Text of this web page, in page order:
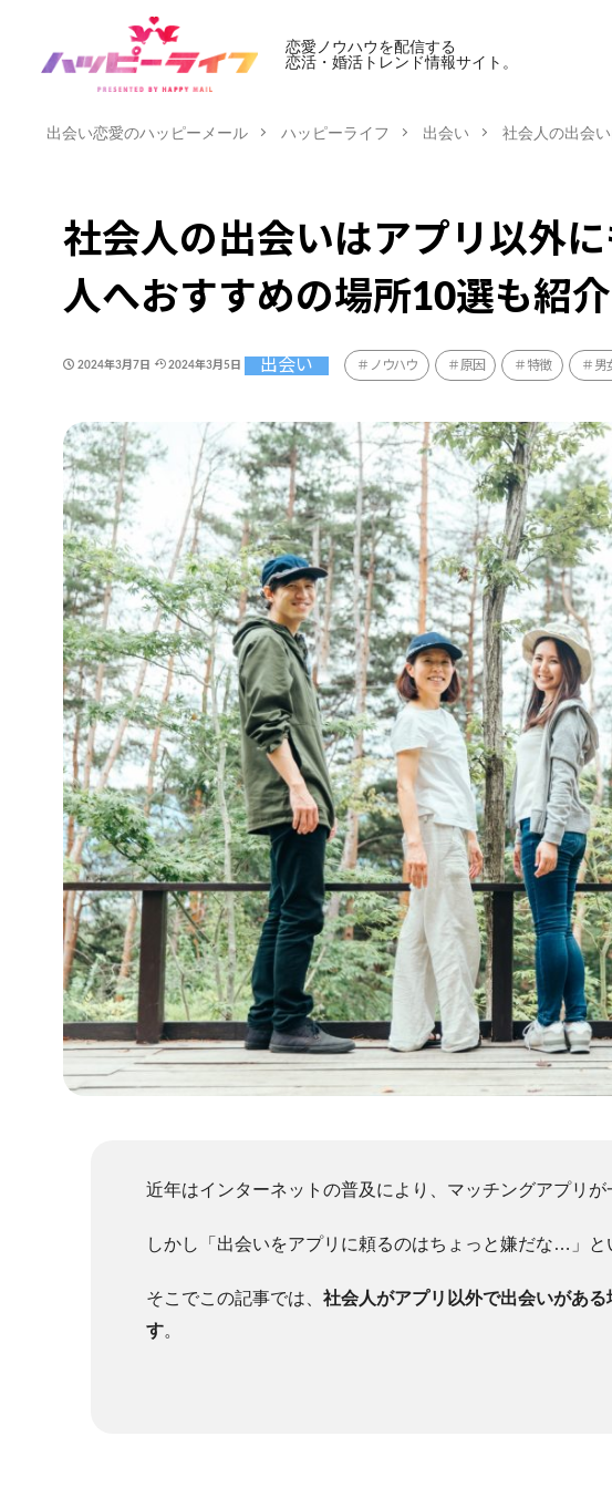
恋愛ノウハウを配信する
恋活・婚活トレンド情報サイト。
出会い恋愛のハッピーメール ハッピーライフ 出会い 社会人の出会
社会人の出会いはアプリ以外
人へおすすめの場所10選も紹介
2024年3月7日 2024年3月5日 出会い ノウハウ 原因 特徴 男
近年はインターネットの普及により、マッチングアプリが
しかし「出会いをアプリに頼るのはちょっと嫌だな…」と
そこでこの記事では、 社会人がアプリ以外で出会いがあ
す。